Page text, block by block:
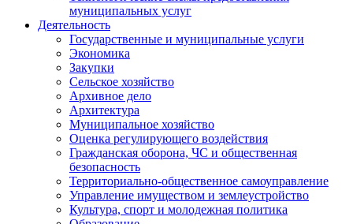
муниципальных услуг
Деятельность
Государственные и муниципальные услуги
Экономика
Закупки
Сельское хозяйство
Архивное дело
Архитектура
Муниципальное хозяйство
Оценка регулирующего воздействия
Гражданская оборона, ЧС и общественная
безопасность
Территориально-общественное самоуправление
Управление имуществом и землеустройство
Культура, спорт и молодежная политика